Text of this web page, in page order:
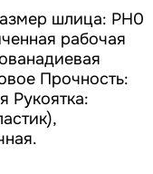
шлица: PH0
рабочая
Прочность:
Рукоятка: